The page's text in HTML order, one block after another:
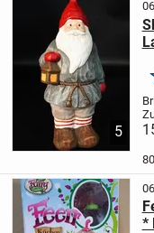
5
*